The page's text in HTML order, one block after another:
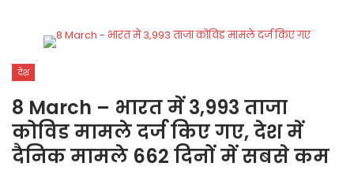
देश
8 March – भारत में 3,993 ताजा
कोविड मामले दर्ज किए गए, देश में
दैनिक मामले 662 दिनों में सबसे कम